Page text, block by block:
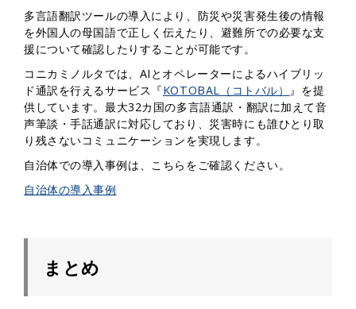
多言語翻訳ツールの導入により、防災や災害発生後の情報
を外国人の母国語で正しく伝えたり、避難所での必要な支
援について確認したりすることが可能です。
コニカミノルタでは、AIとオペレーターによるハイブリッ
ド通訳を行えるサービス『KOTOBAL（コトバル） 』を提
供しています。最大32カ国の多言語通訳・翻訳に加えて音
声筆談・手話通訳に対応しており、災害時にも誰ひとり取
り残さないコミュニケーションを実現します。
自治体での導入事例は、こちらをご確認ください。
自治体の導入事例
まとめ